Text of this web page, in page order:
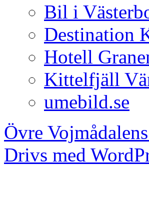
Bil i
Destination
Hotell
Kittelfjäll
umebild.se
Övre
Drivs med